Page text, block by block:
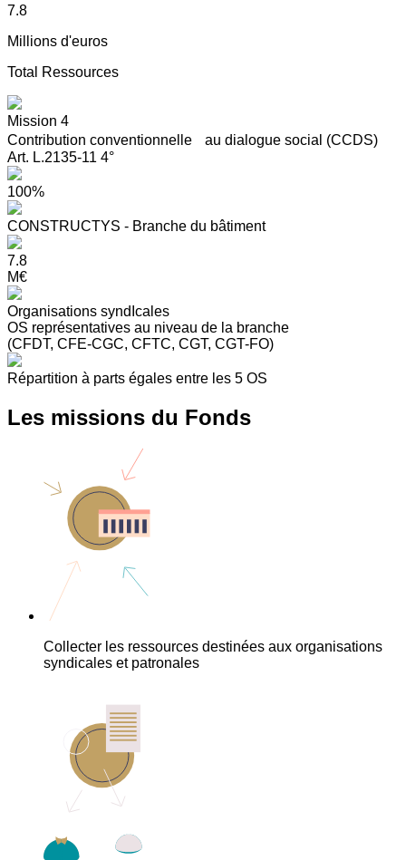
7.8
Millions d'euros
Total Ressources
Mission 4
Contribution conventionnelle au dialogue social (CCDS)
Art. L.2135-11 4°
100%
CONSTRUCTYS - Branche du bâtiment
7.8
M€
Organisations syndIcales
OS représentatives au niveau de la branche
(CFDT, CFE-CGC, CFTC, CGT, CGT-FO)
Répartition à parts égales entre les 5 OS
Les missions du Fonds
Collecter les ressources destinées aux organisations
syndicales et patronales